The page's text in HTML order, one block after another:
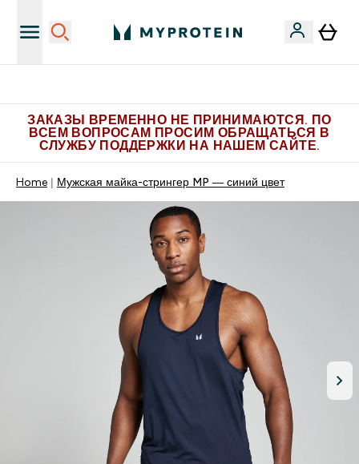
ЗАКАЗЫ ВРЕМЕННО НЕ ПРИНИМАЮТСЯ. ПО
ВСЕМ ВОПРОСАМ ПРОСИМ ОБРАЩАТЬСЯ В
СЛУЖБУ ПОДДЕРЖКИ НА НАШЕМ САЙТЕ.
Home Мужская майка-стрингер MP — синий цвет